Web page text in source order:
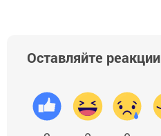
Оставляйте реакции